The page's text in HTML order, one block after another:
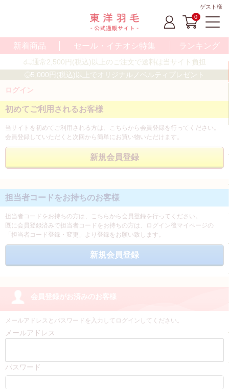
ゲスト様
0
新着商品 セール・イチオシ特集 ランキング
通常2,500円(税込)以上のご注文で送料は当サイト負担
5,000円(税込)以上でオリジナルノベルティプレゼント
ログイン
初めてご利用されるお客様
当サイトを初めてご利用される方は、こちらから会員登録を行ってください。
会員登録していただくと次回から簡単にお買い物いただけます。
担当者コードをお持ちのお客様
担当者コードをお持ちの方は、こちらから会員登録を行ってください。
既に会員登録済みで担当者コードをお持ちの方は、ログイン後マイページの
「担当者コード登録・変更」より登録をお願い致します。
会員登録がお済みのお客様
メールアドレスとパスワードを入力してログインしてください。
メールアドレス
パスワード